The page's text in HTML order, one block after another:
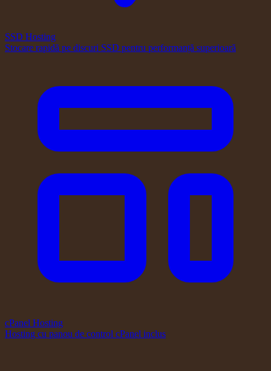
SSD Hosting
Stocare rapidă pe discuri SSD pentru performanță superioară
cPanel Hosting
Hosting cu panou de control cPanel inclus